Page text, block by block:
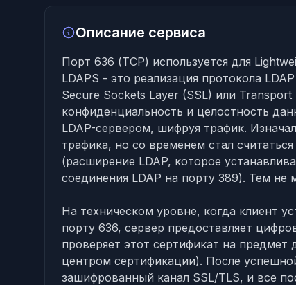
Описание сервиса
Порт 636 (TCP) используется для
LDAPS - это реализация протокола
Secure Sockets Layer (SSL) или
конфиденциальность и целостность
LDAP-сервером, шифруя трафик.
трафика, но со временем стал
(расширение LDAP, которое
соединения LDAP на порту 389). Тем
На техническом уровне, когда клиент
порту 636, сервер предоставляет
проверяет этот сертификат на
центром сертификации). После
зашифрованный канал SSL/TLS, и все